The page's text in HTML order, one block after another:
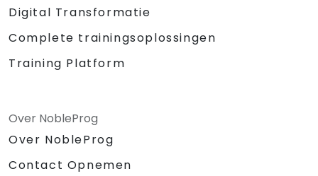
Digital Transformatie
Complete trainingsoplossingen
Training Platform
Over NobleProg
Over NobleProg
Contact Opnemen